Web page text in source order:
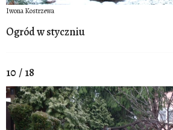
Iwona Kostrzewa
Ogród w styczniu
10 / 18